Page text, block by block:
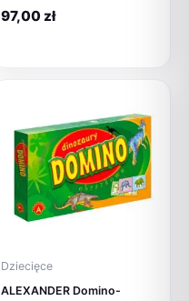
97,00 zł
Dziecięce
ALEXANDER Domino-